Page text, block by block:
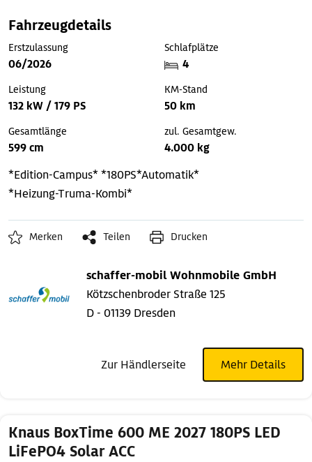
Fahrzeugdetails
Erstzulassung
06/2026
Schlafplätze
4
Leistung
132 kW / 179 PS
KM-Stand
50 km
Gesamtlänge
599 cm
zul. Gesamtgew.
4.000 kg
*Edition-Campus**180PS*Automatik*
*Heizung-Truma-Kombi*
Merken Teilen Drucken
schaffer-mobil Wohnmobile GmbH
Kötzschenbroder Straße 125
D - 01139 Dresden
Zur Händlerseite Mehr Details
Knaus BoxTime 600 ME 2027 180PS LED
LiFePO4 Solar ACC